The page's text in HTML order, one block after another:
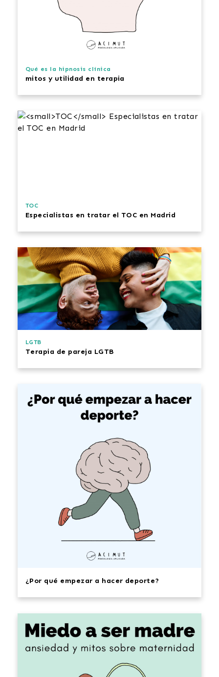
Qué es la hipnosis clínica
mitos y utilidad en terapia
TOC
Especialistas en tratar el TOC en Madrid
LGTB
Terapia de pareja LGTB
¿Por qué empezar a hacer deporte?